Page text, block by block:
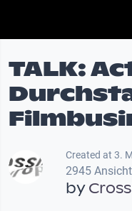
TALK:
Created at 3.
2945
by